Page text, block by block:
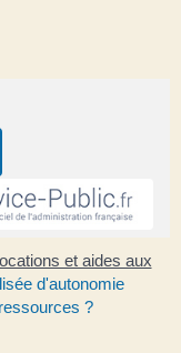
et aides aux
d'autonomie
?